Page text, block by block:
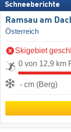
Schneeberichte
Ramsau am
Österreich
Skigebiet
0 von 12,9 km
- cm (Berg)